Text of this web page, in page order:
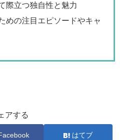
際立つ独自性と魅力
めの注目エピソードやキャ
アする
はてブ